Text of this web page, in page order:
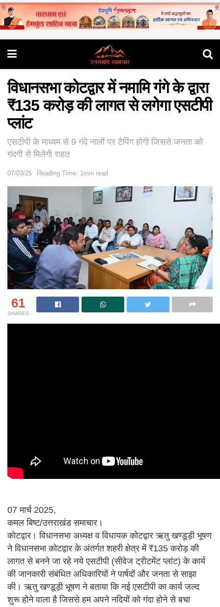
विधानसभा कोटद्वार में नमामि गंगे के द्वारा
₹135 करोड़ की लागत से लगेगा एसटीपी
प्लांट
एसटीपी के माध्यम से 9 गंदे नालों पर टैपिंग होगी जिससे जनता को
गंदगी से मिलेगी राहत
07/03/25 Reading Time: 1min read
61
SHARES
07 मार्च 2025,
कमल बिष्ट/उत्तराखंड समाचार।
कोटद्वार। विधानसभा अध्यक्ष व विधायक कोटद्वार ऋतु खण्डूड़ी भूषण
ने विधानसभा कोटद्वार के अंतर्गत शहरी क्षेत्र में ₹135 करोड़ की
लागत से बनने जा रहे नये एसटीपी (सीवेज ट्रीटमेंट प्लांट) के कार्य
की जानकारी संबंधित अधिकारियों ने पार्षदों और जनता से साझा
की। ऋतु खण्डूड़ी भूषण ने बताया कि नई एसटीपी का कार्य जल्द
शुरू होने वाला है जिससे हम अपने नदियों को गंदा होने से बचा